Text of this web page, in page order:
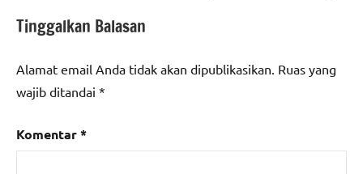
Tinggalkan Balasan
Alamat email Anda tidak akan dipublikasikan. Ruas yang
wajib ditandai *
Komentar*